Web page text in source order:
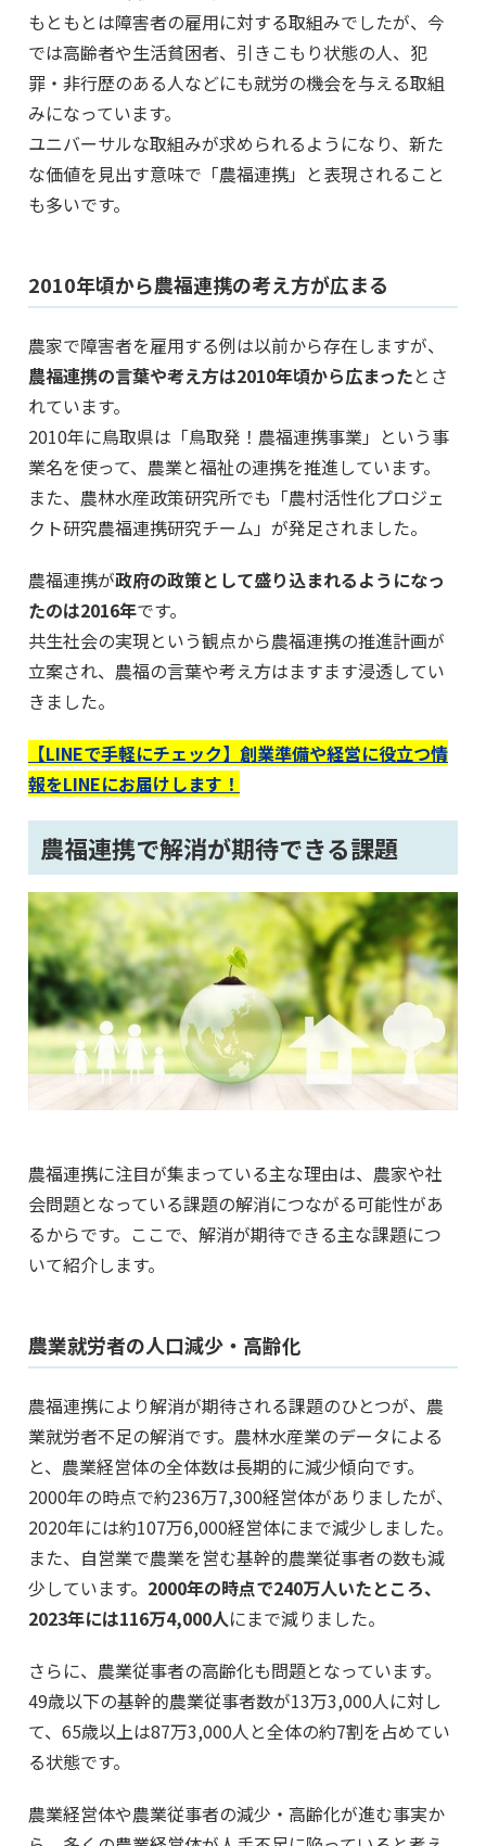
もともとは障害者の雇用に対する取組みでしたが、今
では高齢者や生活貧困者、引きこもり状態の人、犯
罪・非行歴のある人などにも就労の機会を与える取組
みになっています。
ユニバーサルな取組みが求められるようになり、新た
な価値を見出す意味で「農福連携」と表現されること
も多いです。
2010年頃から農福連携の考え方が広まる
農家で障害者を雇用する例は以前から存在しますが、
農福連携の言葉や考え方は2010年頃から広まったとさ
れています。
2010年に鳥取県は「鳥取発！農福連携事業」という事
業名を使って、農業と福祉の連携を推進しています。
また、農林水産政策研究所でも「農村活性化プロジェ
クト研究農福連携研究チーム」が発足されました。
農福連携が政府の政策として盛り込まれるようになっ
たのは2016年です。
共生社会の実現という観点から農福連携の推進計画が
立案され、農福の言葉や考え方はますます浸透してい
きました。
【LINEで手軽にチェック】創業準備や経営に役立つ情
報をLINEにお届けします！
農福連携で解消が期待できる課題
農福連携に注目が集まっている主な理由は、農家や社
会問題となっている課題の解消につながる可能性があ
るからです。ここで、解消が期待できる主な課題につ
いて紹介します。
農業就労者の人口減少・高齢化
農福連携により解消が期待される課題のひとつが、農
業就労者不足の解消です。農林水産業のデータによる
と、農業経営体の全体数は長期的に減少傾向です。
2000年の時点で約236万7,300経営体がありましたが、
2020年には約107万6,000経営体にまで減少しました。
また、自営業で農業を営む基幹的農業従事者の数も減
少しています。 2000年の時点で240万人いたところ、
2023年には116万4,000人にまで減りました。
さらに、農業従事者の高齢化も問題となっています。
49歳以下の基幹的農業従事者数が13万3,000人に対し
て、65歳以上は87万3,000人と全体の約7割を占めてい
る状態です。
農業経営体や農業従事者の減少・高齢化が進む事実か